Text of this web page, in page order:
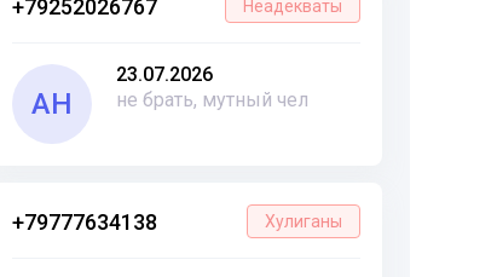
+79252026767 Неадекваты
АН
23.07.2026
не брать, мутный чел
+79777634138 Хулиганы